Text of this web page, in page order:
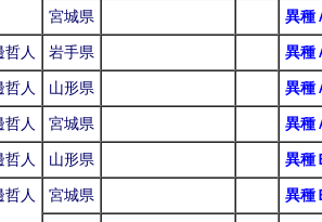
宮城県 異種
哲人 岩手県 異種
哲人 山形県 異種
哲人 宮城県 異種
哲人 山形県 異種
哲人 宮城県 異種